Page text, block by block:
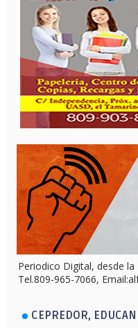
Periodico Digital, desde la
Tel.809-965-7066,
CEPREDOR,